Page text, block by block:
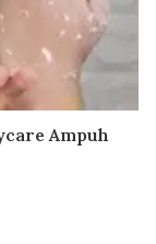
Ampuh